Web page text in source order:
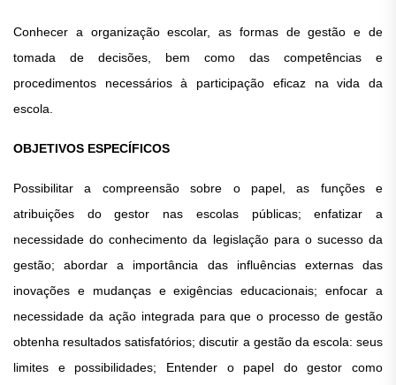
Conhecer a organização escolar, as formas de gestão e de
tomada de decisões, bem como das competências e
procedimentos necessários à participação eficaz na vida da
escola.
OBJETIVOS ESPECÍFICOS
Possibilitar a compreensão sobre o papel, as funções e
atribuições do gestor nas escolas públicas; enfatizar a
necessidade do conhecimento da legislação para o sucesso da
gestão; abordar a importância das influências externas das
inovações e mudanças e exigências educacionais; enfocar a
necessidade da ação integrada para que o processo de gestão
obtenha resultados satisfatórios; discutir a gestão da escola: seus
limites e possibilidades; Entender o papel do gestor como